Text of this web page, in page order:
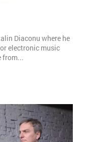
Diaconu where he
electronic music
from...